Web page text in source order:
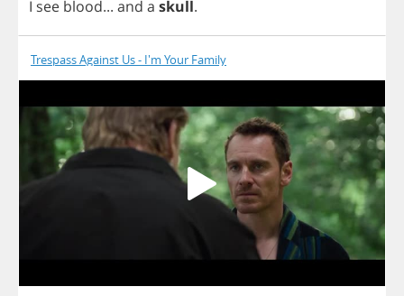
I see blood... and a skull.
Trespass Against Us - I'm Your Family